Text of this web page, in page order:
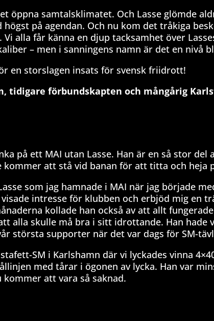
öppna samtalsklimatet. Och Lasse glömde
högst på agendan. Och nu kom det tråkiga
alla får känna en djup tacksamhet över
– men i sanningens namn är det en nivå
en storslagen insats för svensk friidrott!
tidigare förbundskapten och mångårig
på ett MAI utan Lasse. Han är en så stor
kommer att stå vid banan för att titta och heja
som jag hamnade i MAI när jag började
intresse för klubben och erbjöd mig en
kollade han också av att allt
alla skulle må bra i sitt idrottande. Han hade
största supporter när det var dags för SM-
SM i Karlshamn där vi lyckades vinna
med tårar i ögonen av lycka. Han var
kommer att vara så saknad.